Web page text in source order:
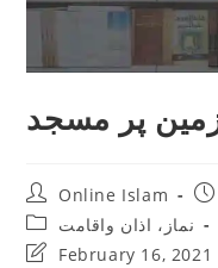
پر مسجد
Post
author:
Online Islam
Post
category:
نماز، اذان واقامت
PostFebruary 16, 2021